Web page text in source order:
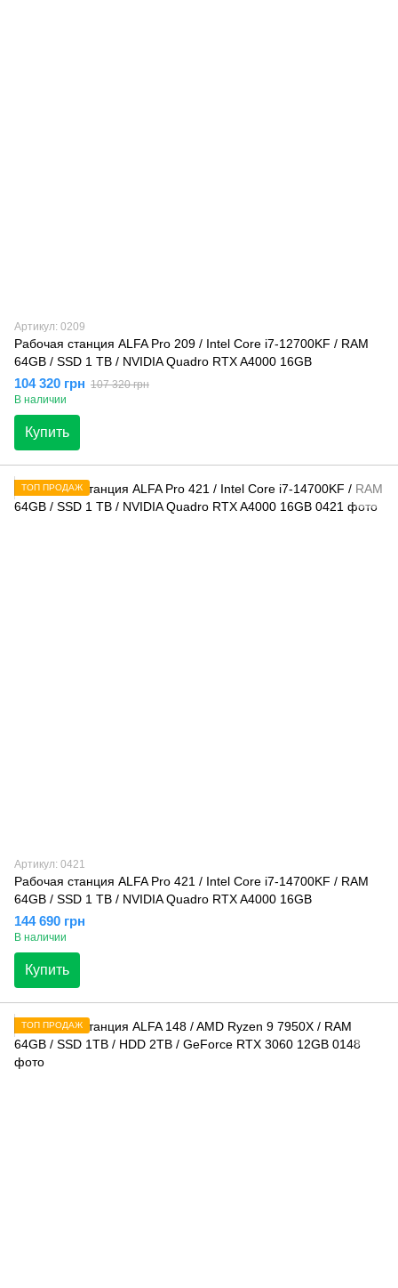
Артикул: 0209
Рабочая станция ALFA Pro 209 / Intel Core i7-12700KF / RAM
64GB / SSD 1 TB / NVIDIA Quadro RTX A4000 16GB
104 320 грн 107 320 грн
В наличии
Купить
ТОП ПРОДАЖ
Артикул: 0421
Рабочая станция ALFA Pro 421 / Intel Core i7-14700KF / RAM
64GB / SSD 1 TB / NVIDIA Quadro RTX A4000 16GB
144 690 грн
В наличии
Купить
ТОП ПРОДАЖ